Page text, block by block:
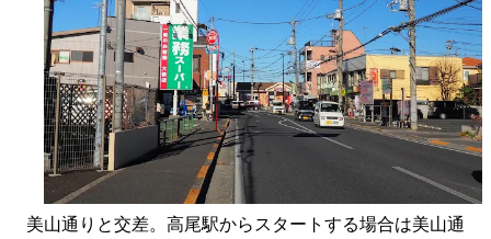
美山通りと交差。高尾駅からスタートする場合は美山通